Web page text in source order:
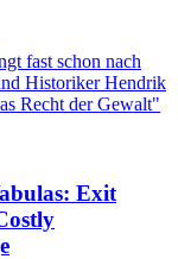
fast schon nach
Historiker Hendrik
Recht der Gewalt"
Exit